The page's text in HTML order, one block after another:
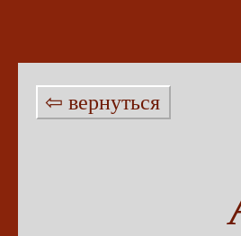
⇦ вернуться